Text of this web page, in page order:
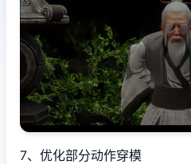
7、优化部分动作穿模